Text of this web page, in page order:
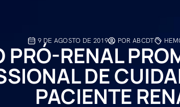
9 DE AGOSTO DE 2019 POR ABCDT
PRÓ-RENAL
DE
PACIENTE